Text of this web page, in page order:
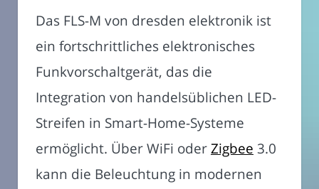
Das FLS-M von dresden elektronik ist
ein fortschrittliches elektronisches
Funkvorschaltgerät, das die
Integration von handelsüblichen LED-
Streifen in Smart-Home-Systeme
ermöglicht. Über WiFi oderZigbee 3.0
kann die Beleuchtung in modernen